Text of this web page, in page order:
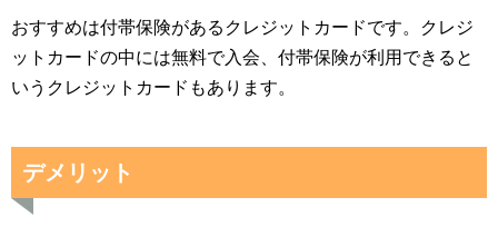
おすすめは付帯保険があるクレジットカードです。クレジ
ットカードの中には無料で入会、付帯保険が利用できると
いうクレジットカードもあります。
デメリット